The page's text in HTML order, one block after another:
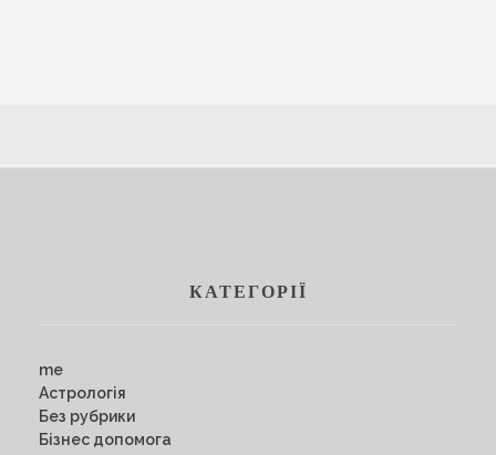
КАТЕГОРІЇ
me
Астрологія
Без рубрики
Бізнес допомога